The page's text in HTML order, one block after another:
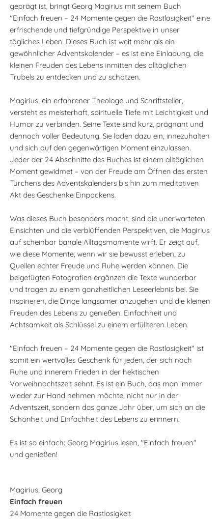
geprägt ist, bringt Georg Magirius mit seinem Buch
"Einfach freuen – 24 Momente gegen die Rastlosigkeit" eine
erfrischende und tiefgründige Perspektive in unser
tägliches Leben. Dieses Buch ist weit mehr als ein
gewöhnlicher Adventskalender – es ist eine Einladung, die
kleinen Freuden des Lebens inmitten des alltäglichen
Trubels zu entdecken und zu schätzen.
Magirius, ein erfahrener Theologe und Schriftsteller,
versteht es meisterhaft, spirituelle Tiefe mit Leichtigkeit und
Humor zu verbinden. Seine Texte sind kurz, prägnant und
dennoch voller Bedeutung. Sie laden dazu ein, innezuhalten
und sich auf den gegenwärtigen Moment einzulassen.
Jeder der 24 Abschnitte des Buches ist einem alltäglichen
Moment gewidmet – von der Freude am Öffnen des ersten
Türchens des Adventskalenders bis hin zum meditativen
Akt des Geschenke Einpackens.
Was dieses Buch besonders macht, sind die unerwarteten
Einsichten und die verblüffenden Perspektiven, die Magirius
auf scheinbar banale Alltagsmomente wirft. Er zeigt auf,
wie diese Momente, wenn wir sie bewusst erleben, zu
Quellen echter Freude und Ruhe werden können. Die
beigefügten Fotografien ergänzen die Texte wunderbar
und tragen zu einem ganzheitlichen Leseerlebnis bei. Sie
inspirieren, die Dinge langsamer anzugehen und die kleinen
Freuden des Lebens zu genießen. Einfachheit und
Achtsamkeit als Schlüssel zu einem erfüllteren Leben.
"Einfach freuen – 24 Momente gegen die Rastlosigkeit" ist
somit ein wertvolles Geschenk für jeden, der sich nach
Ruhe und innerem Frieden in der hektischen
Vorweihnachtszeit sehnt. Es ist ein Buch, das man immer
wieder zur Hand nehmen möchte, nicht nur in der
Adventszeit, sondern das ganze Jahr über, um sich an die
Schönheit und Einfachheit des Lebens zu erinnern.
Es ist so einfach: Georg Magirius lesen, "Einfach freuen"
und genießen!
Magirius, Georg
Einfach freuen
24 Momente gegen die Rastlosigkeit